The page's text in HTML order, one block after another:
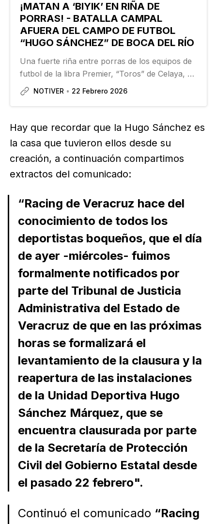
¡MATAN A ‘BIYIK’ EN RIÑA DE
PORRAS! - BATALLA CAMPAL
AFUERA DEL CAMPO DE FUTBOL
“HUGO SÁNCHEZ” DE BOCA DEL RÍO
Una fuerte riña entre porras de los equipos de
futbol de la libra Premier, “Toros” de Celaya, y
el Racing de Veracruz, celebrado en el campo
NOTIVER 22 Febrero 2026
Hay que recordar que la Hugo Sánchez es
la casa que tuvieron ellos desde su
creación, a continuación compartimos
extractos del comunicado:
“Racing de Veracruz hace del
conocimiento de todos los
deportistas boqueños, que el día
de ayer -miércoles- fuimos
formalmente notificados por
parte del Tribunal de Justicia
Administrativa del Estado de
Veracruz de que en las próximas
horas se formalizará el
levantamiento de la clausura y la
reapertura de las instalaciones
de la Unidad Deportiva Hugo
Sánchez Márquez, que se
encuentra clausurada por parte
de la Secretaría de Protección
Civil del Gobierno Estatal desde
el pasado 22 febrero".
Continuó el comunicado “Racing